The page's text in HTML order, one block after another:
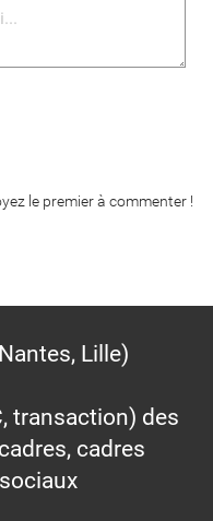
le premier à commenter !
Lille)
transaction) des
cadres